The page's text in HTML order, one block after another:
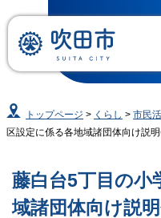
トップページ > くらし >市民
区設定に係る各地域諸団体向け説
藤白台5丁目の小
域諸団体向け説